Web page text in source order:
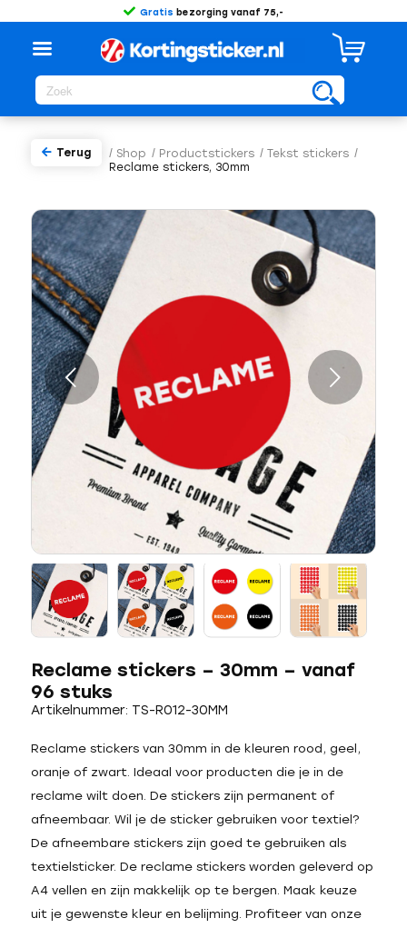
Gratis bezorging vanaf 75,-
/ Shop / Productstickers / Tekst stickers /
Reclame stickers, 30mm
Terug
Volgende
Reclame stickers – 30mm – vanaf
96 stuks
Artikelnummer: TS-R012-30MM
Reclame stickers van 30mm in de kleuren rood, geel,
oranje of zwart. Ideaal voor producten die je in de
reclame wilt doen. De stickers zijn permanent of
afneembaar. Wil je de sticker gebruiken voor textiel?
De afneembare stickers zijn goed te gebruiken als
textielsticker. De reclame stickers worden geleverd op
A4 vellen en zijn makkelijk op te bergen. Maak keuze
uit je gewenste kleur en belijming. Profiteer van onze